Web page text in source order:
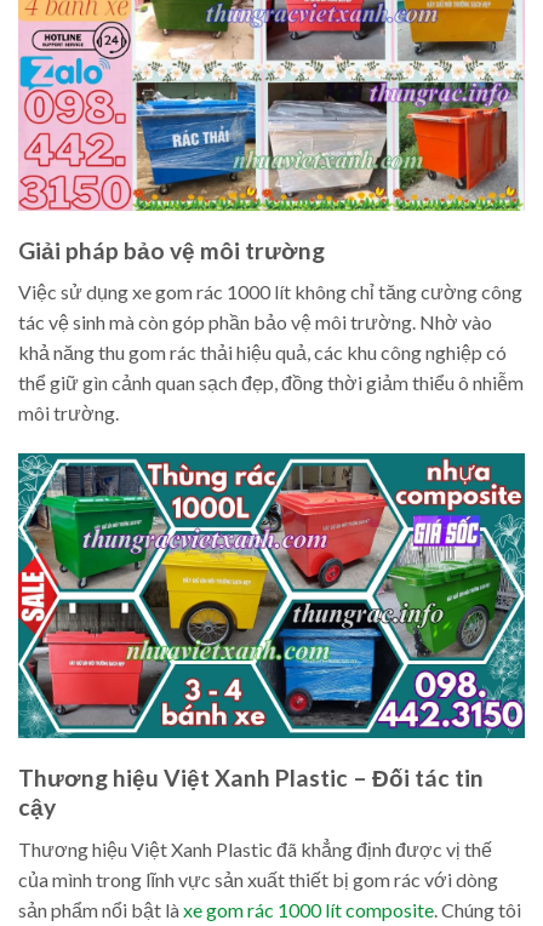
Giải pháp bảo vệ môi trường
Việc sử dụng xe gom rác 1000 lít không chỉ tăng cường công
tác vệ sinh mà còn góp phần bảo vệ môi trường. Nhờ vào
khả năng thu gom rác thải hiệu quả, các khu công nghiệp có
thể giữ gìn cảnh quan sạch đẹp, đồng thời giảm thiểu ô nhiễm
môi trường.
Thương hiệu Việt Xanh Plastic – Đối tác tin
cậy
Thương hiệu Việt Xanh Plastic đã khẳng định được vị thế
của mình trong lĩnh vực sản xuất thiết bị gom rác với dòng
sản phẩm nổi bật làxe gom rác 1000 lít composite. Chúng tôi